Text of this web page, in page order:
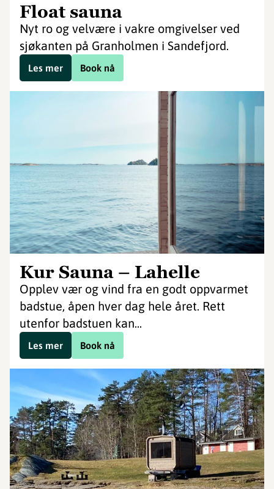
Float sauna
Nyt ro og velvære i vakre omgivelser ved
sjøkanten på Granholmen i Sandefjord.
Book nå
Les mer
Kur Sauna – Lahelle
Opplev vær og vind fra en godt oppvarmet
badstue, åpen hver dag hele året. Rett
utenfor badstuen kan...
Book nå
Les mer